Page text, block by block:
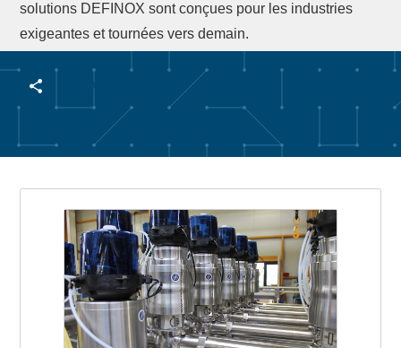
solutions DEFINOX sont conçues pour les industries
exigeantes et tournées vers demain.